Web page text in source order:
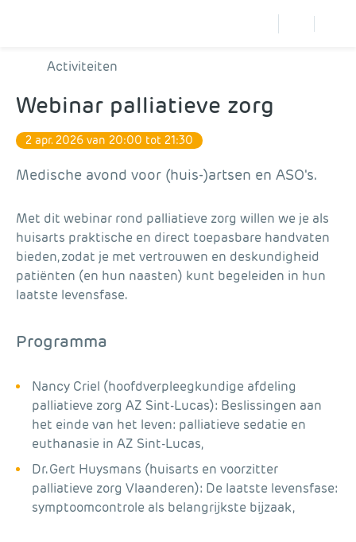
Activiteiten
Webinar palliatieve zorg
2 apr. 2026 van 20:00 tot 21:30
Medische avond voor (huis-)artsen en ASO's.
Met dit webinar rond palliatieve zorg willen we je als
huisarts praktische en direct toepasbare handvaten
bieden, zodat je met vertrouwen en deskundigheid
patiënten (en hun naasten) kunt begeleiden in hun
laatste levensfase.
Programma
Nancy Criel (hoofdverpleegkundige afdeling
palliatieve zorg AZ Sint-Lucas): Beslissingen aan
het einde van het leven: palliatieve sedatie en
euthanasie in AZ Sint-Lucas,
Dr. Gert Huysmans (huisarts en voorzitter
palliatieve zorg Vlaanderen): De laatste levensfase:
symptoomcontrole als belangrijkste bijzaak,